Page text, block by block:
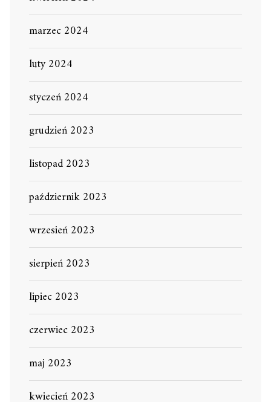
marzec 2024
luty 2024
styczeń 2024
grudzień 2023
listopad 2023
październik 2023
wrzesień 2023
sierpień 2023
lipiec 2023
czerwiec 2023
maj 2023
kwiecień 2023